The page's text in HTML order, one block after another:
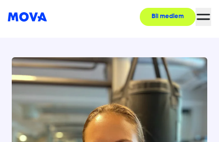
Bli medlem